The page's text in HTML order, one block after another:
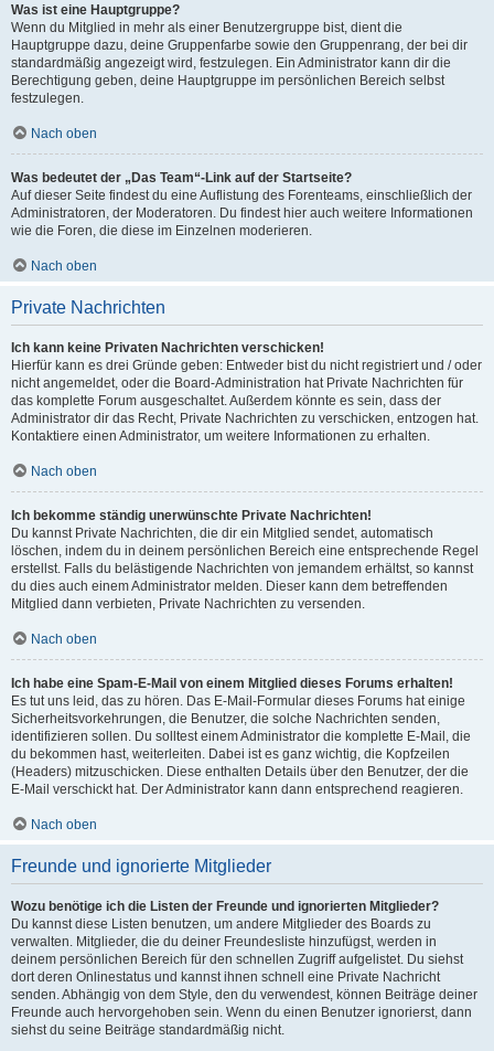
Was ist eine Hauptgruppe?
Wenn du Mitglied in mehr als einer Benutzergruppe bist, dient die
Hauptgruppe dazu, deine Gruppenfarbe sowie den Gruppenrang, der bei dir
standardmäßig angezeigt wird, festzulegen. Ein Administrator kann dir die
Berechtigung geben, deine Hauptgruppe im persönlichen Bereich selbst
festzulegen.
Nach oben
Was bedeutet der „Das Team“-Link auf der Startseite?
Auf dieser Seite findest du eine Auflistung des Forenteams, einschließlich der
Administratoren, der Moderatoren. Du findest hier auch weitere Informationen
wie die Foren, die diese im Einzelnen moderieren.
Nach oben
Private Nachrichten
Ich kann keine Privaten Nachrichten verschicken!
Hierfür kann es drei Gründe geben: Entweder bist du nicht registriert und / oder
nicht angemeldet, oder die Board-Administration hat Private Nachrichten für
das komplette Forum ausgeschaltet. Außerdem könnte es sein, dass der
Administrator dir das Recht, Private Nachrichten zu verschicken, entzogen hat.
Kontaktiere einen Administrator, um weitere Informationen zu erhalten.
Nach oben
Ich bekomme ständig unerwünschte Private Nachrichten!
Du kannst Private Nachrichten, die dir ein Mitglied sendet, automatisch
löschen, indem du in deinem persönlichen Bereich eine entsprechende Regel
erstellst. Falls du belästigende Nachrichten von jemandem erhältst, so kannst
du dies auch einem Administrator melden. Dieser kann dem betreffenden
Mitglied dann verbieten, Private Nachrichten zu versenden.
Nach oben
Ich habe eine Spam-E-Mail von einem Mitglied dieses Forums erhalten!
Es tut uns leid, das zu hören. Das E-Mail-Formular dieses Forums hat einige
Sicherheitsvorkehrungen, die Benutzer, die solche Nachrichten senden,
identifizieren sollen. Du solltest einem Administrator die komplette E-Mail, die
du bekommen hast, weiterleiten. Dabei ist es ganz wichtig, die Kopfzeilen
(Headers) mitzuschicken. Diese enthalten Details über den Benutzer, der die
E-Mail verschickt hat. Der Administrator kann dann entsprechend reagieren.
Nach oben
Freunde und ignorierte Mitglieder
Wozu benötige ich die Listen der Freunde und ignorierten Mitglieder?
Du kannst diese Listen benutzen, um andere Mitglieder des Boards zu
verwalten. Mitglieder, die du deiner Freundesliste hinzufügst, werden in
deinem persönlichen Bereich für den schnellen Zugriff aufgelistet. Du siehst
dort deren Onlinestatus und kannst ihnen schnell eine Private Nachricht
senden. Abhängig von dem Style, den du verwendest, können Beiträge deiner
Freunde auch hervorgehoben sein. Wenn du einen Benutzer ignorierst, dann
siehst du seine Beiträge standardmäßig nicht.